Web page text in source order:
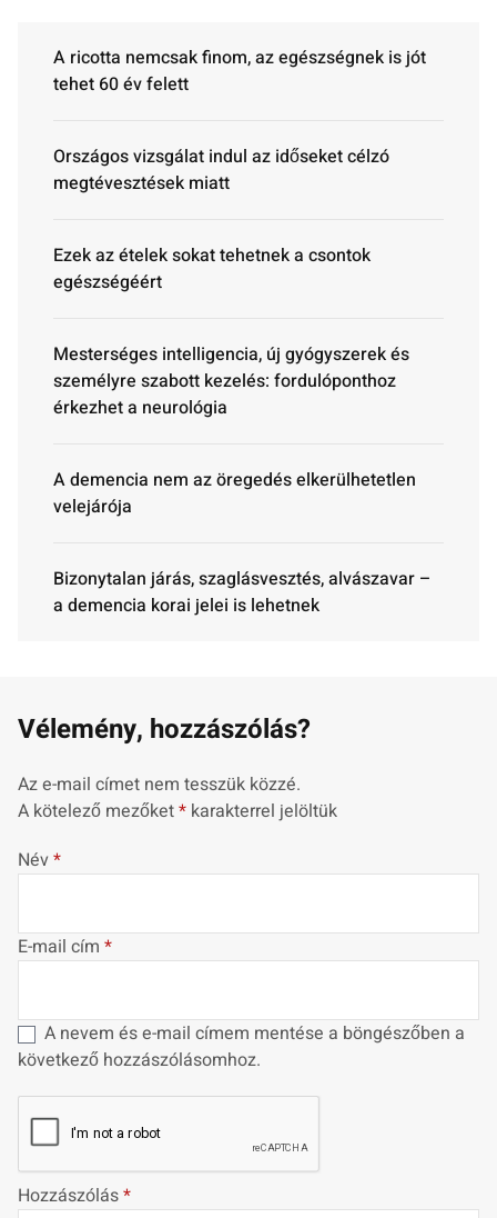
A ricotta nemcsak finom, az egészségnek is jót
tehet 60 év felett
Országos vizsgálat indul az időseket célzó
megtévesztések miatt
Ezek az ételek sokat tehetnek a csontok
egészségéért
Mesterséges intelligencia, új gyógyszerek és
személyre szabott kezelés: fordulóponthoz
érkezhet a neurológia
A demencia nem az öregedés elkerülhetetlen
velejárója
Bizonytalan járás, szaglásvesztés, alvászavar –
a demencia korai jelei is lehetnek
Vélemény, hozzászólás?
Az e-mail címet nem tesszük közzé.
A kötelező mezőket* karakterrel jelöltük
Név*
E-mail cím *
A nevem és e-mail címem mentése a böngészőben a
következő hozzászólásomhoz.
Hozzászólás*